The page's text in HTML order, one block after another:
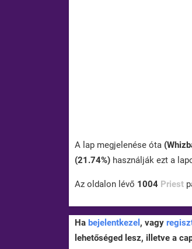
A lap megjelenése óta
(21.74%) használják ezt a
Az oldalon lévő 1004 Priest
Ha bejelentkezel , vagy
lehetőséged lesz, illetve a